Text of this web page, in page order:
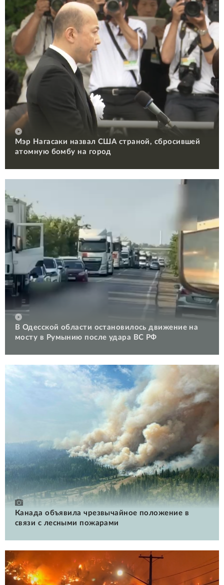
Мэр Нагасаки назвал США страной, сбросившей
атомную бомбу на город
В Одесской области остановилось движение на
мосту в Румынию после удара ВС РФ
Канада объявила чрезвычайное положение в
связи с лесными пожарами